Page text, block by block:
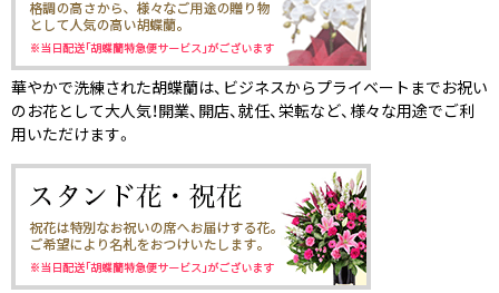
華やかで洗練された胡蝶蘭は、ビジネスからプライベートまでお祝い
のお花として大人気！開業、開店、就任、栄転など、様々な用途でご利
用いただけます。